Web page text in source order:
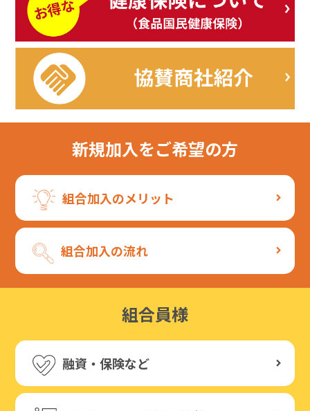
新規加入をご希望の方
組合加入のメリット
組合加入の流れ
組合員様
融資・保険など